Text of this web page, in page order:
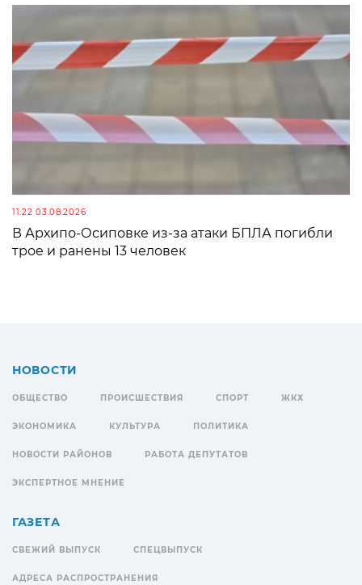
11:22 03.08.2026
В Архипо-Осиповке из-за атаки БПЛА погибли
трое и ранены 13 человек
НОВОСТИ
ОБЩЕСТВО ПРОИСШЕСТВИЯ СПОРТ ЖКХ
ЭКОНОМИКА КУЛЬТУРА ПОЛИТИКА
НОВОСТИ РАЙОНОВ РАБОТА ДЕПУТАТОВ
ЭКСПЕРТНОЕ МНЕНИЕ
ГАЗЕТА
СВЕЖИЙ ВЫПУСК СПЕЦВЫПУСК
АДРЕСА РАСПРОСТРАНЕНИЯ